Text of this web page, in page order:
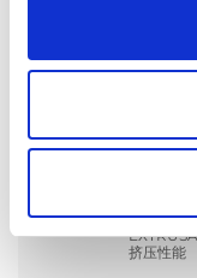
挤压性能